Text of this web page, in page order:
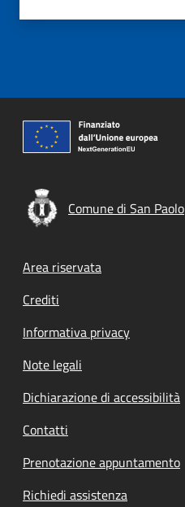
Comune di San Paolo
Footer menu
Area riservata
Crediti
Informativa privacy
Note legali
Dichiarazione di accessibilità
Contatti
Prenotazione appuntamento
Richiedi assistenza